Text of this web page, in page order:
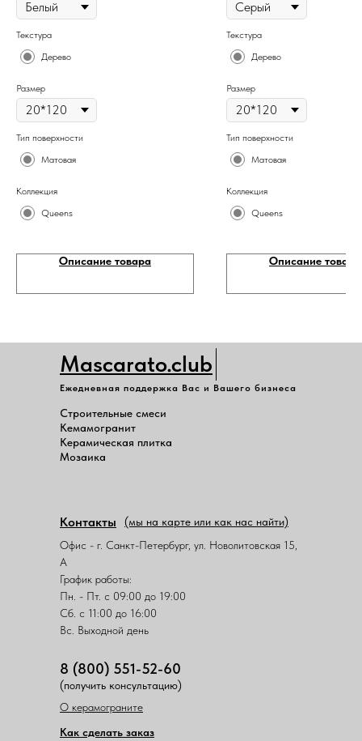
Текстура
Дерево
Размер
Тип поверхности
Матовая
Коллекция
Queens
Описание товара
Текстура
Дерево
Размер
Тип поверхности
Матовая
Коллекция
Queens
Описание товара
Ежедневная поддержка Вас и Вашего бизнеса
Mascarato.club
Строительные смеси
Кемамогранит
Керамическая плитка
Мозаика
Контакты
Офис - г. Санкт-Петербург, ул. Новолитовская 15,
А
График работы:
Пн. - Пт. с 09:00 до 19:00
Сб. с 11:00 до 16:00
Вс. Выходной день
8 (800) 551-52-60
(мы на карте или как нас найти)
(получить консультацию)
О керамограните
Как сделать заказ